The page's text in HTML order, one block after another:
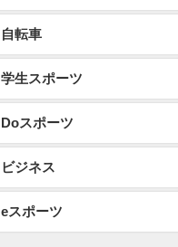
自転車
学生スポーツ
Doスポーツ
ビジネス
eスポーツ